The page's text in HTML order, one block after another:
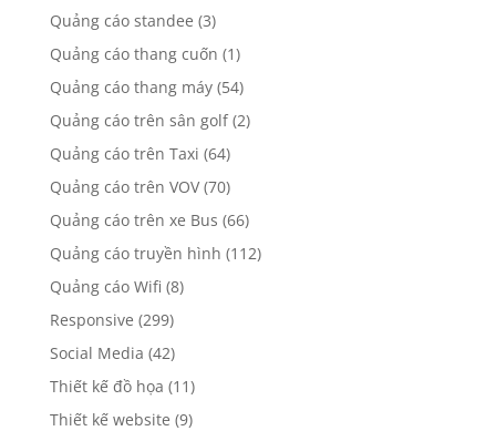
Quảng cáo standee (3)
Quảng cáo thang cuốn (1)
Quảng cáo thang máy(54)
Quảng cáo trên sân golf(2)
Quảng cáo trên Taxi (64)
Quảng cáo trên VOV(70)
Quảng cáo trên xe Bus (66)
Quảng cáo truyền hình (112)
Quảng cáo Wifi (8)
Responsive (299)
Social Media (42)
Thiết kế đồ họa (11)
Thiết kế website (9)